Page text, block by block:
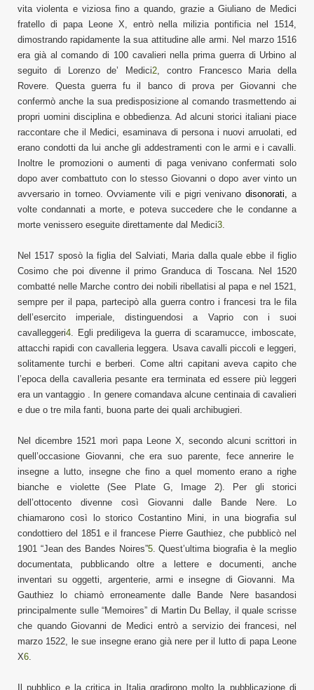
vita violenta e viziosa fino a quando, grazie a Giuliano de Medici
fratello di papa Leone X, entrò nella milizia pontificia nel 1514,
dimostrando rapidamente la sua attitudine alle armi. Nel marzo 1516
era già al comando di 100 cavalieri nella prima guerra di Urbino al
seguito di Lorenzo de’ Medici2 , contro Francesco Maria della
Rovere. Questa guerra fu il banco di prova per Giovanni che
confermò anche la sua predisposizione al comando trasmettendo ai
propri uomini disciplina e obbedienza. Ad alcuni storici italiani piace
raccontare che il Medici, esaminava di persona i nuovi arruolati, ed
erano condotti da lui anche gli addestramenti con le armi e i cavalli.
Inoltre le promozioni o aumenti di paga venivano confermati solo
dopo aver combattuto con lo stesso Giovanni o dopo aver vinto un
avversario in torneo. Ovviamente vili e pigri venivanodisonorati
a
volte condannati a morte, e poteva succedere che le condanne a
morte venissero eseguite direttamente dal Medici3
Nel 1517 sposò la figlia del Salviati, Maria dalla quale ebbe il figlio
Cosimo che poi divenne il primo Granduca di Toscana. Nel 1520
combatté nelle Marche contro dei nobili ribellatisi al papa e nel 1521,
sempre per il papa, partecipò alla guerra contro i francesi tra le fila
dell’esercito imperiale, distinguendosi a Vaprio con i suoi
cavalleggeri4 . Egli prediligeva la guerra di scaramucce, imboscate,
attacchi rapidi con cavalleria leggera. Usava cavalli piccoli e leggeri,
solitamente turchi e berberi. Come altri capitani aveva capito che
l’epoca della cavalleria pesante era terminata ed essere più leggeri
era un vantaggio . In genere comandava alcune centinaia di cavalieri
e due o tre mila fanti, buona parte dei quali archibugieri.
Nel dicembre 1521 morì papa Leone X, secondo alcuni scrittori in
quell’occasione Giovanni, che era suo parente, fece annerire le
insegne a lutto, insegne che fino a quel momento erano a righe
bianche e violette(See Plate G, Image 2).
Per gli storici
dell’ottocento divenne così Giovanni dalle Bande Nere. Lo
chiamarono così lo storico Costantino Mini, in una biografia sul
condottiero del 1851 e il francese Pierre Gauthiez, che pubblicò nel
1901 “Jean des Bandes Noires”5.Quest’ultima biografia è la meglio
documentata, pubblicando oltre a lettere e documenti, anche
inventari su oggetti, argenterie, armi e insegne di Giovanni. Ma
Gauthiezlo chiamò erroneamentedalle Bande Nerebasandosi
principalmente sulle “Memoires” di Martin Du Bellay, il quale scrisse
che quando Giovanni de Medici entrò a servizio dei francesi, nel
marzo 1522, le sue insegne erano già nere per il lutto di papa Leone
X6
Il pubblico e la critica in Italia gradirono molto la pubblicazione di